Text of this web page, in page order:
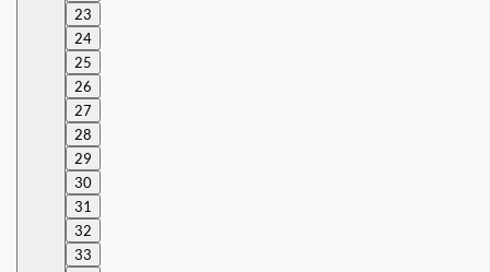
23
24
25
26
27
28
29
30
31
32
33